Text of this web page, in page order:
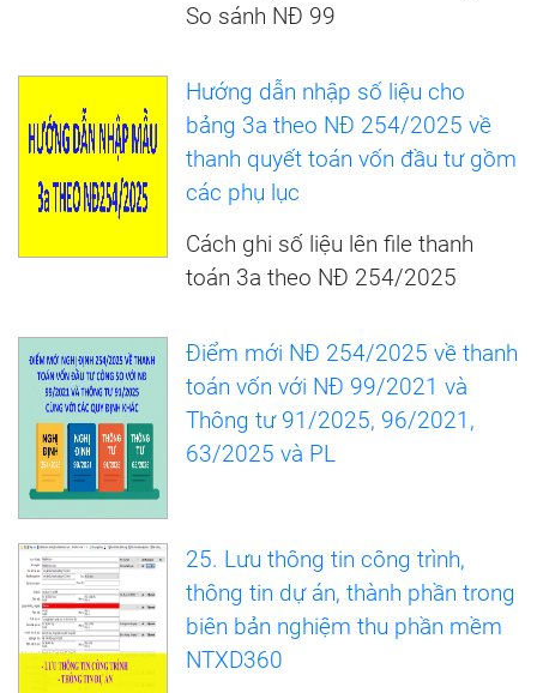
So sánh NĐ 99
Hướng dẫn nhập số liệu cho
bảng 3a theo NĐ 254/2025 về
thanh quyết toán vốn đầu tư gồm
các phụ lục
Cách ghi số liệu lên file thanh
toán 3a theo NĐ 254/2025
Điểm mới NĐ 254/2025 về thanh
toán vốn với NĐ 99/2021 và
Thông tư 91/2025, 96/2021,
63/2025 và PL
25. Lưu thông tin công trình,
thông tin dự án, thành phần trong
biên bản nghiệm thu phần mềm
NTXD360